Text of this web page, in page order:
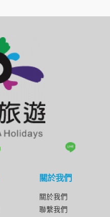
關於我們
關於我們
聯繫我們